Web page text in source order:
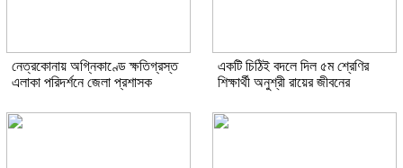
নেত্রকোনায় অগ্নিকাণ্ডে ক্ষতিগ্রস্ত
এলাকা পরিদর্শনে জেলা প্রশাসক
একটি চিঠিই বদলে দিল ৫ম শ্রেণির
শিক্ষার্থী অনুশ্রী রায়ের জীবনের